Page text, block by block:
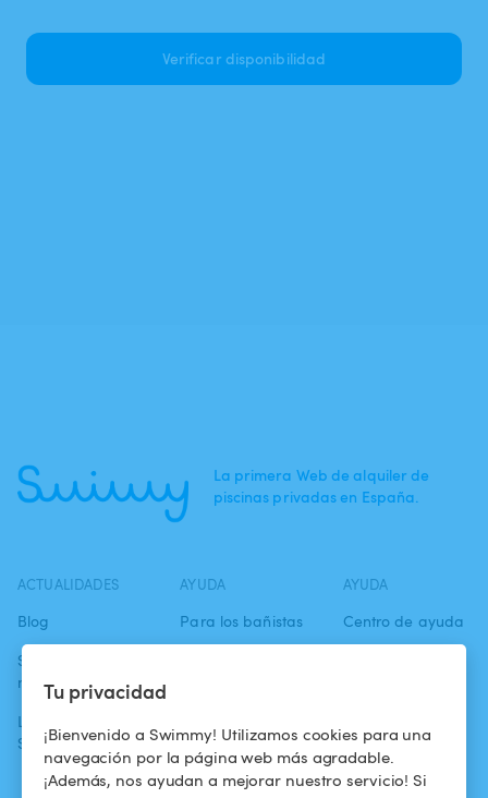
Tu privacidad
¡Bienvenido a Swimmy! Utilizamos cookies para una
navegación por la página web más agradable.
¡Además, nos ayudan a mejorar nuestro servicio! Si
Verificar disponibilidad
La primera Web de alquiler de
piscinas privadas en España.
ACTUALIDADES
Blog
Swimmy en los
medios
La aventura
Swimmy
AYUDA
Para los bañistas
piscina
¿Cómo funciona?
AYUDA
Centro de ayuda
confidencialidad
Aviso legal